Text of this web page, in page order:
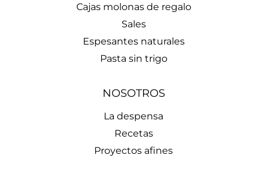
Cajas molonas de regalo
Sales
Espesantes naturales
Pasta sin trigo
NOSOTROS
La despensa
Recetas
Proyectos afines